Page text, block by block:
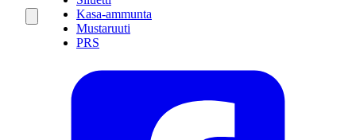
Kasa-ammunta
Mustaruuti
PRS